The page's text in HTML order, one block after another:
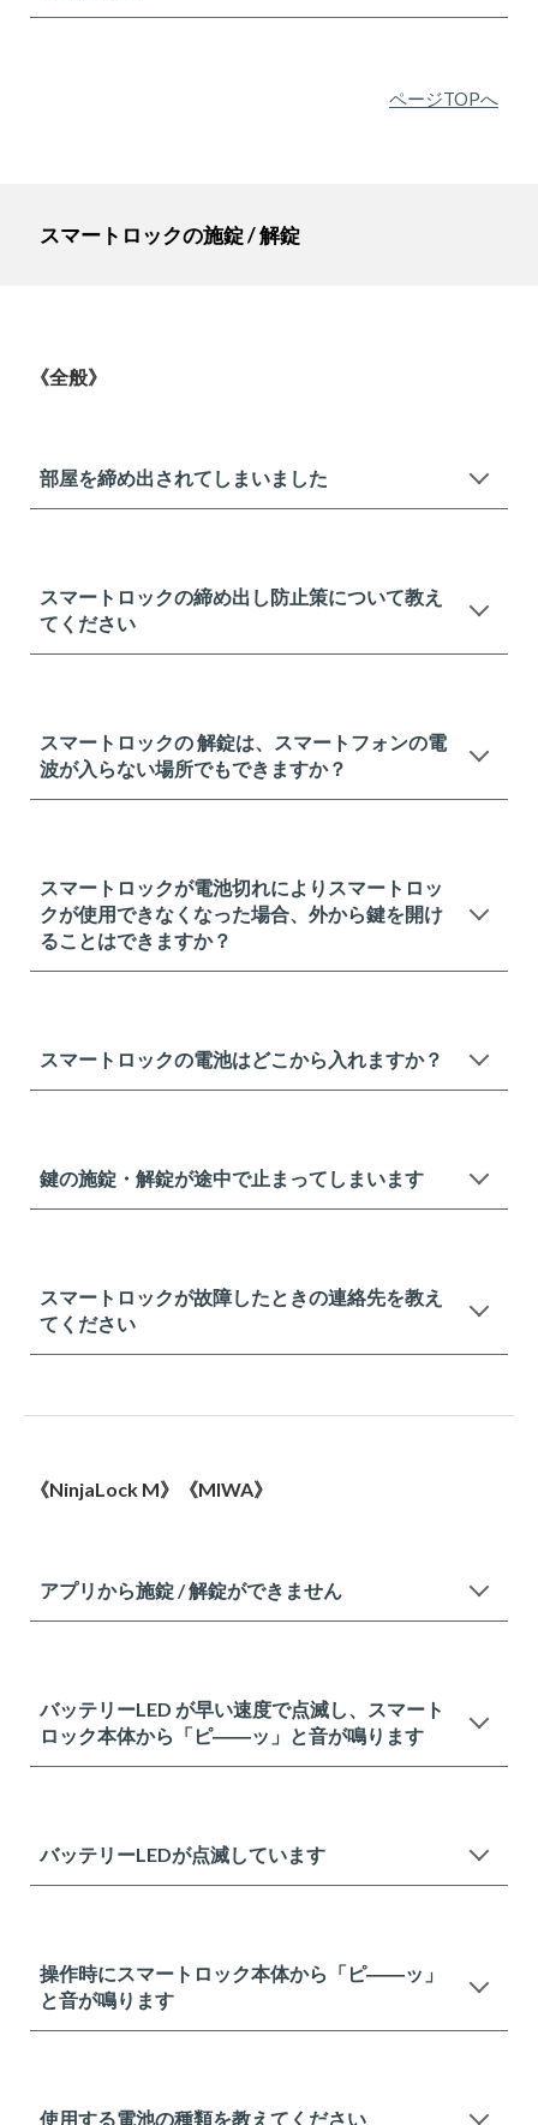
ページTOPへ
スマートロックの施錠 / 解錠
《全般》
部屋を締め出されてしまいました
スマートロックの締め出し防止策について教え
てください
スマートロックの 解錠は、スマートフォンの電
波が入らない場所でもできますか？
スマートロックが電池切れによりスマートロッ
クが使用できなくなった場合、外から鍵を開け
ることはできますか？
スマートロックの電池はどこから入れますか？
鍵の施錠・解錠が途中で止まってしまいます
スマートロックが故障したときの連絡先を教え
てください
《NinjaLock M》《MIWA》
アプリから施錠 / 解錠ができません
バッテリーLED が早い速度で点滅し、スマート
ロック本体から「ピ――ッ」と音が鳴ります
バッテリーLEDが点滅しています
操作時にスマートロック本体から「ピ――ッ」
と音が鳴ります
使用する電池の種類を教えてください